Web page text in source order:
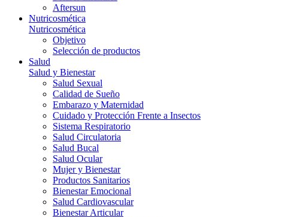
Aftersun
Nutricosmética
Nutricosmética
Objetivo
Selección de productos
Salud
Salud y Bienestar
Salud Sexual
Calidad de Sueño
Embarazo y Maternidad
Cuidado y Protección Frente a Insectos
Sistema Respiratorio
Salud Circulatoria
Salud Bucal
Salud Ocular
Mujer y Bienestar
Productos Sanitarios
Bienestar Emocional
Salud Cardiovascular
Bienestar Articular